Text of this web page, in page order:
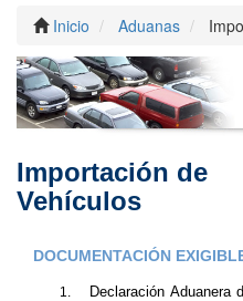
Inicio Aduanas
Importación de
Vehículos
DOCUMENTACIÓN
1.
Declaración Aduanera